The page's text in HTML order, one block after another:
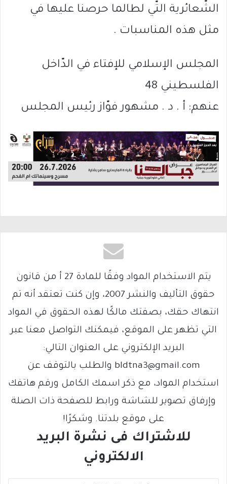
الشّعائرية التّي لطالما حرصنا عليها في
مثل هذه المناسبات .
المجلس الإسلامي للإفتاء في الدّاخل
الفلسطيني 48
عنهم: أ . د . مشهور فوّاز رئيس المجلس
يتم الاستخدام المواد وفقًا للمادة 27 أ من قانون
حقوق التأليف والنشر 2007، وإن كنت تعتقد أنه تم
انتهاك حقك، بصفتك مالكًا لهذه الحقوق في المواد
التي تظهر على الموقع، فيمكنك التواصل معنا عبر
البريد الإلكتروني على العنوان التالي:
bldtna3@gmail.com والطلب بالتوقف عن
استخدام المواد، مع ذكر اسمك الكامل ورقم هاتفك
وإرفاق تصوير للشاشة ورابط للصفحة ذات الصلة
على موقع بلدتنا. وشكرًا!
للاشتراك فى نشرة البريد
الالكتروني